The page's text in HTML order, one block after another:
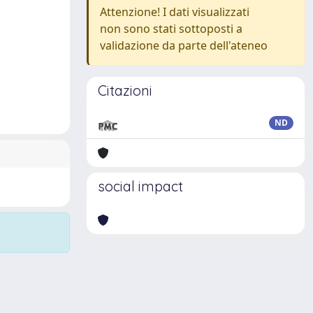
Attenzione! I dati visualizzati
non sono stati sottoposti a
validazione da parte dell'ateneo
Citazioni
ND
social impact